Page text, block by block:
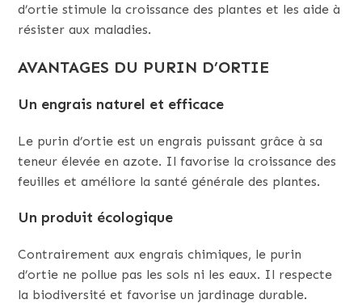
d’ortie stimule la croissance des plantes et les aide à
résister aux maladies.
AVANTAGES DU PURIN D’ORTIE
Un engrais naturel et efficace
Le purin d’ortie est un engrais puissant grâce à sa
teneur élevée en azote. Il favorise la croissance des
feuilles et améliore la santé générale des plantes.
Un produit écologique
Contrairement aux engrais chimiques, le purin
d’ortie ne pollue pas les sols ni les eaux. Il respecte
la biodiversité et favorise un jardinage durable.